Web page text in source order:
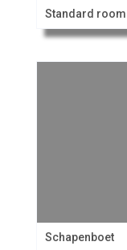
Standard room
Schapenboet